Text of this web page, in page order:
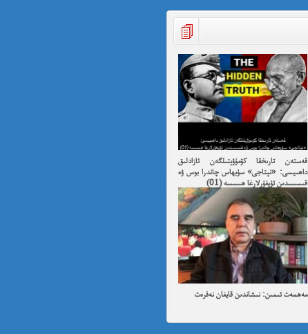
قەستەن تارىخقا كۆمۈۋېتىلگەن ئازادلىق
داھىيسى: «نېتاجى» سۇبھاس چاندرا بوس ۋە
قىسسىدىن ئۇيغۇرلارغا ھىسسە (01)
مەھمەت ئىمىن: نىشاندىن قايغان نەفرەت